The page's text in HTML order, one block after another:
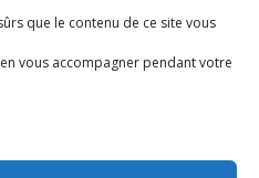
que le contenu de ce site vous
vous accompagner pendant votre